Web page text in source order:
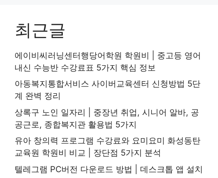
최근글
에이비씨러닝센터행당어학원 학원비 | 중고등 영어
내신 수능반 수강료표 5가지 핵심 정보
아동복지통합서비스 사이버교육센터 신청방법 5단
계 완벽 정리
상록구 노인 일자리 | 중장년 취업, 시니어 알바, 공
공근로, 종합복지관 활용법 5가지
유아 창의력 프로그램 수강료와 요미요미 화성동탄
교육원 학원비 비교 | 장단점 5가지 분석
텔레그램 PC버전 다운로드 방법 | 데스크톱 앱 설치